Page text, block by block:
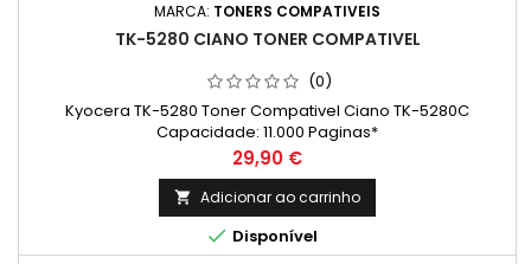
MARCA: TONERS COMPATIVEIS
TK-5280 CIANO TONER COMPATIVEL
(0)
Kyocera TK-5280 Toner Compativel Ciano TK-5280C
Capacidade: 11.000 Paginas*
Preço
29,90 €
 Adicionar ao carrinho
 Disponível